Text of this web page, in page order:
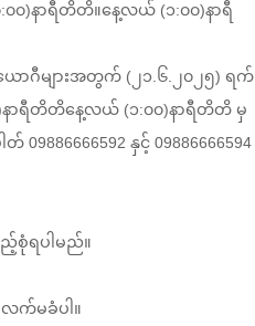
၀)နာရီတိတိ။နေ့လယ် (၁:၀၀)နာရီ
ောဂီများအတွက် (၂၁.၆.၂၀၂၅) ရက်
)နာရီတိတိနေ့လယ် (၁:၀၀)နာရီတိတိ မှ
နှင့် 09886666594
ည့်စုံရပါမည်။
လက်မခံပါ။